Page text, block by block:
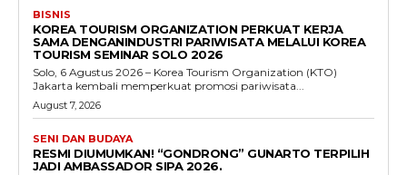
BISNIS
KOREA TOURISM ORGANIZATION PERKUAT KERJA
SAMA DENGANINDUSTRI PARIWISATA MELALUI KOREA
TOURISM SEMINAR SOLO 2026
Solo, 6 Agustus 2026 – Korea Tourism Organization (KTO)
Jakarta kembali memperkuat promosi pariwisata...
August 7, 2026
SENI DAN BUDAYA
RESMI DIUMUMKAN! “GONDRONG” GUNARTO TERPILIH
JADI AMBASSADOR SIPA 2026.